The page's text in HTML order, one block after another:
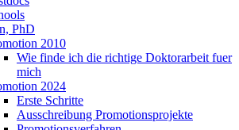
PhD
2010
Wie finde ich die richtige Doktorarbeit fuer
mich
2024
Erste Schritte
Ausschreibung Promotionsprojekte